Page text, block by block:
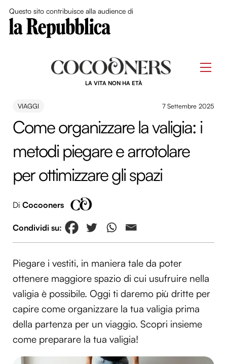
Questo sito contribuisce alla audience di
LA VITA NON HA ETÀ
VIAGGI 7 Settembre 2025
Come organizzare la valigia: i
metodi piegare e arrotolare
per ottimizzare gli spazi
Di Cocooners
Piegare i vestiti, in maniera tale da poter
ottenere maggiore spazio di cui usufruire nella
valigia è possibile. Oggi ti daremo più dritte per
capire come organizzare la tua valigia prima
della partenza per un viaggio. Scopri insieme
come preparare la tua valigia!